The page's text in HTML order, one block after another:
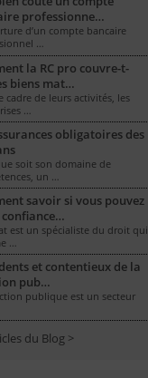
professionne…
d’un compte bancaire
…
la RC pro couvre-t-
biens mat…
cadre de leurs activités, les
…
obligatoires des
soit son domaine de
un …
savoir si vous pouvez
est un spécialiste du droit qui
…
et contentieux de la
pub…
publique est un secteur
du Blog >